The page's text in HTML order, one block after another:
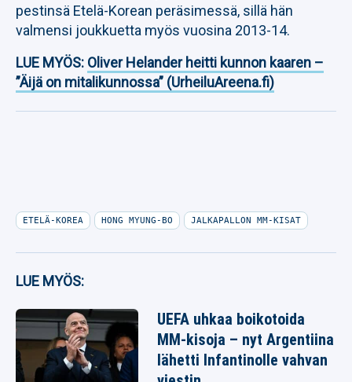
pestinsä Etelä-Korean peräsimessä, sillä hän
valmensi joukkuetta myös vuosina 2013-14.
LUE MYÖS: Oliver Helander heitti kunnon kaaren –
”Äijä on mitalikunnossa” (UrheiluAreena.fi)
ETELÄ-KOREA HONG MYUNG-BO JALKAPALLON MM-KISAT
LUE MYÖS:
UEFA uhkaa boikotoida
MM-kisoja – nyt Argentiina
lähetti Infantinolle vahvan